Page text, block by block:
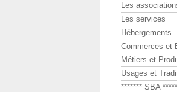
Les
Les services
Hébergements
Commerces et
Métiers et
Usages et
******* SBA